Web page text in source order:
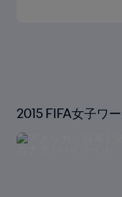
2015 FIFA女子ワ
ダ｜フルマッチリ